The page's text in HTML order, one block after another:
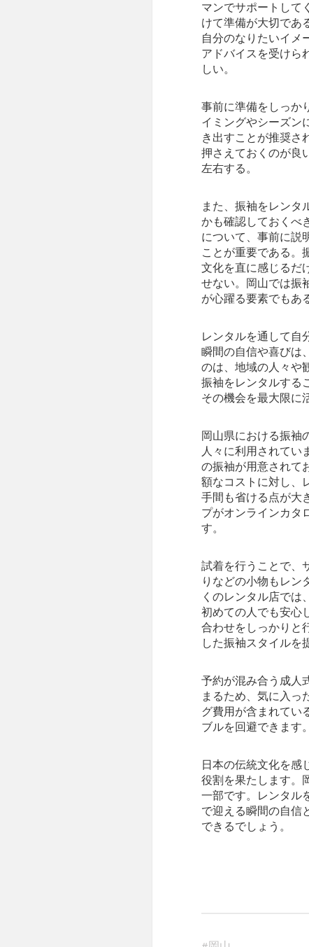
マンでサポートして
けて準備が大切であ
自分のなりたいイメ
アドバイスを受けら
しい。
事前に準備をしっか
イミングやシーズン
き出すことが推奨さ
押さえておくのが良
左右する。
また、振袖をレンタ
かも確認しておくべ
について、事前に説
ことが重要である。
文化を直に感じるだ
せない。岡山では振
が心躍る要素でもあ
レンタルを通して自
瞬間の自信や喜びは
のは、地域の人々や
振袖をレンタルする
その機会を最大限に
岡山県における振袖
人々に利用されてい
の振袖が用意されて
額なコストに対し、
手間も省ける点が大
プがオンラインカタ
す。
試着を行うことで、
りなどの小物もレン
くのレンタル店では
初めての人でも安心
合わせをしっかりと
した振袖スタイルを
予約が混み合う成人
まるため、気に入っ
グ費用が含まれてい
ブルを回避できます
日本の伝統文化を感
役割を果たします。
一部です。レンタル
で迎える瞬間の自信
できるでしょう。